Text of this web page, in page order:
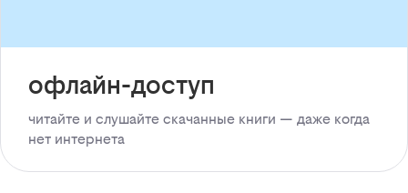
офлайн-доступ
читайте и слушайте скачанные книги — даже когда
нет интернета